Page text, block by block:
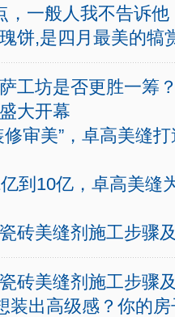
，一般人我不告诉他
饼,是四月最美的犒
工坊是否更胜一筹
大开幕
审美”，卓高美缝
到10亿，卓高美缝
砖美缝剂施工步骤
砖美缝剂施工步骤
装出高级感？你的